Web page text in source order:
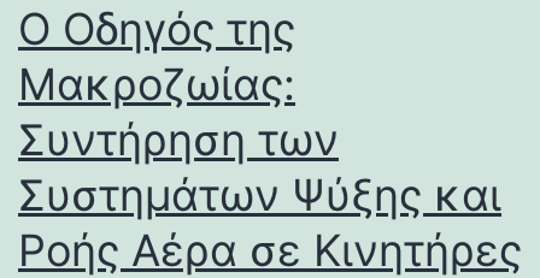
Ο Οδηγός της
Μακροζωίας:
Συντήρηση των
Συστημάτων Ψύξης και
Ροής Αέρα σε Κινητήρες